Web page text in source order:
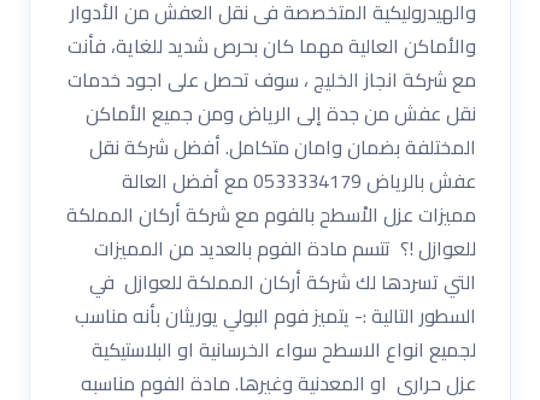
والهيدروليكية المتخصصة فى نقل العفش من الأدوار
والأماكن العالية مهما كان بحرص شديد للغاية، فأنت
مع شركة انجاز الخليج ، سوف تحصل على اجود خدمات
نقل عفش من جدة إلى الرياض ومن جميع الأماكن
المختلفة بضمان وامان متكامل. أفضل شركة نقل
عفش بالرياض 0533334179 مع أفضل العالة
مميزات عزل الاْسطح بالفوم مع شركة أركان المملكة
للعوازل !؟ تتسم مادة الفوم بالعديد من المميزات
التي تسردها لك شركة أركان المملكة للعوازل في
السطور التالية :- يتميز فوم البولي يوريثان بأنه مناسب
لجميع انواع الاسطح سواء الخرسانية او البلاستيكية
عزل حرارى او المعدنية وغيرها. مادة الفوم مناسبه